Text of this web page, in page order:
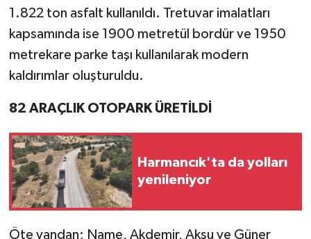
1.822 ton asfalt kullanıldı. Tretuvar imalatları
kapsamında ise 1900 metretül bordür ve 1950
metrekare parke taşı kullanılarak modern
kaldırımlar oluşturuldu.
82 ARAÇLIK OTOPARK ÜRETİLDİ
Harmancık'ta da yolları
yenileniyor
Öte yandan; Name, Akdemir, Aksu ve Güner